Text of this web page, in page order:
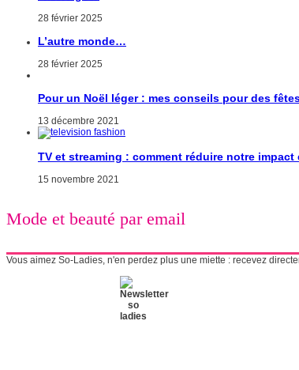
28 février 2025
L’autre monde…
28 février 2025
Pour un Noël léger : mes conseils pour des
13 décembre 2021
TV et streaming : comment réduire notre impact
15 novembre 2021
Mode et beauté par email
Vous aimez So-Ladies, n'en perdez plus une miette : recevez